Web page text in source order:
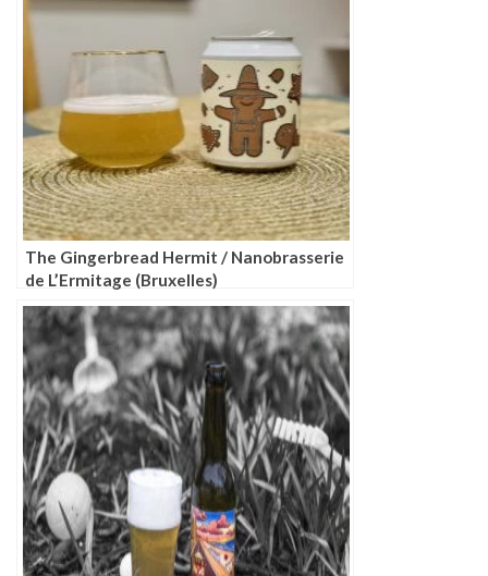
The Gingerbread Hermit / Nanobrasserie
de L’Ermitage (Bruxelles)